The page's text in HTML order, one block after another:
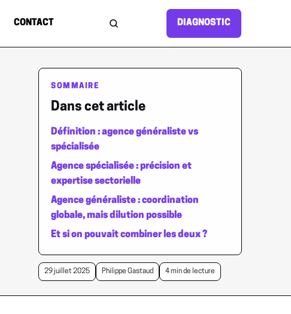
CONTACT DIAGNOSTIC
SOMMAIRE
Dans cet article
Définition : agence généraliste vs
spécialisée
Agence spécialisée : précision et
expertise sectorielle
Agence généraliste : coordination
globale, mais dilution possible
Et si on pouvait combiner les deux ?
29 juillet 2025 Philippe Gastaud 4 min de lecture